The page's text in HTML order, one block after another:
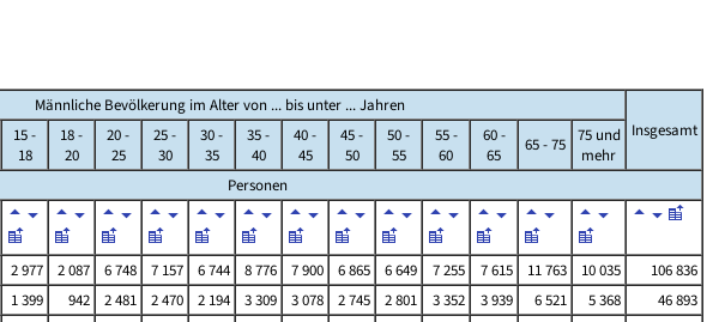
Männliche Bevölkerung im Alter von ... bis unter ... Jahren
Insgesamt
15 -
18
18 -
20
20 -
25
25 -
30
30 -
35
35 -
40
40 -
45
45 -
50
50 -
55
55 -
60
60 -
65
65 - 75
75 und
mehr
Personen
2 977 2 087 6 748 7 157 6 744 8 776 7 900 6 865 6 649 7 255 7 615 11 763 10 035
106 836
1 399 942 2 481 2 470 2 194 3 309 3 078 2 745 2 801 3 352 3 939 6 521 5 368
46 893